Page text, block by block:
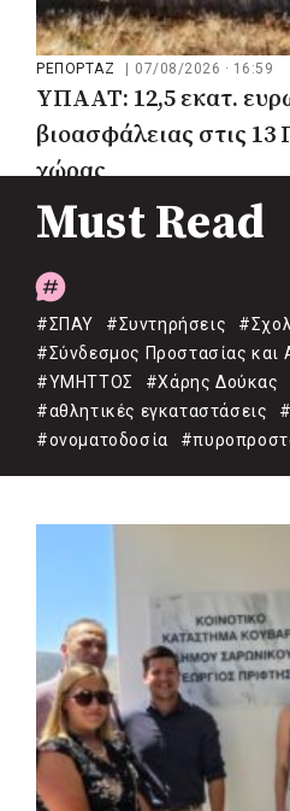
ΡΕΠΟΡΤΑΖ | 07/08/2026 · 16:59
ΥΠΑΑΤ: 12,5 εκατ.
βιοασφάλειας στις 13
χώρας
Must Read
#ΣΠΑΥ #Συντηρήσεις
#Σύνδεσμος Προστασίας και
#ΥΜΗΤΤΟΣ
#Χάρης Δούκας
#αθλητικές εγκαταστάσεις
#ονοματοδοσία